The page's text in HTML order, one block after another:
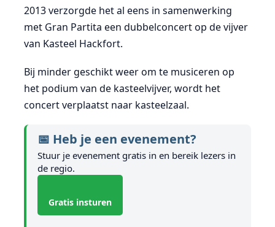
2013 verzorgde het al eens in samenwerking
met Gran Partita een dubbelconcert op de vijver
van Kasteel Hackfort.
Bij minder geschikt weer om te musiceren op
het podium van de kasteelvijver, wordt het
concert verplaatst naar kasteelzaal.
📅 Heb je een evenement?
Stuur je evenement gratis in en bereik lezers in
de regio.
Gratis insturen